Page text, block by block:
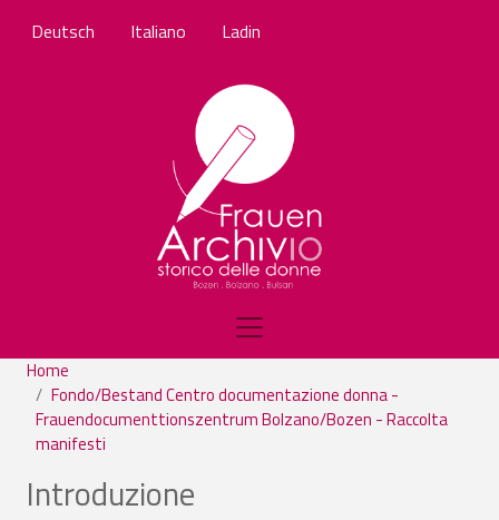
Deutsch Italiano Ladin
Home
Fondo/Bestand Centro documentazione donna -
Frauendocumenttionszentrum Bolzano/Bozen - Raccolta
manifesti
Introduzione